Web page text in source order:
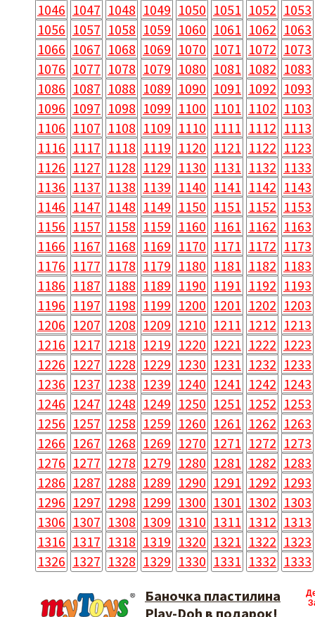
1046 1047 1048 1049 1050 1051 1052 1053
1056 1057 1058 1059 1060 1061 1062 1063
1066 1067 1068 1069 1070 1071 1072 1073
1076 1077 1078 1079 1080 1081 1082 1083
1086 1087 1088 1089 1090 1091 1092 1093
1096 1097 1098 1099 1100 1101 1102 1103
1106 1107 1108 1109 1110 1111 1112 1113
1116 1117 1118 1119 1120 1121 1122 1123
1126 1127 1128 1129 1130 1131 1132 1133
1136 1137 1138 1139 1140 1141 1142 1143
1146 1147 1148 1149 1150 1151 1152 1153
1156 1157 1158 1159 1160 1161 1162 1163
1166 1167 1168 1169 1170 1171 1172 1173
1176 1177 1178 1179 1180 1181 1182 1183
1186 1187 1188 1189 1190 1191 1192 1193
1196 1197 1198 1199 1200 1201 1202 1203
1206 1207 1208 1209 1210 1211 1212 1213
1216 1217 1218 1219 1220 1221 1222 1223
1226 1227 1228 1229 1230 1231 1232 1233
1236 1237 1238 1239 1240 1241 1242 1243
1246 1247 1248 1249 1250 1251 1252 1253
1256 1257 1258 1259 1260 1261 1262 1263
1266 1267 1268 1269 1270 1271 1272 1273
1276 1277 1278 1279 1280 1281 1282 1283
1286 1287 1288 1289 1290 1291 1292 1293
1296 1297 1298 1299 1300 1301 1302 1303
1306 1307 1308 1309 1310 1311 1312 1313
1316 1317 1318 1319 1320 1321 1322 1323
1326 1327 1328 1329 1330 1331 1332 1333
Баночка пластилина
Play-Doh в подарок!